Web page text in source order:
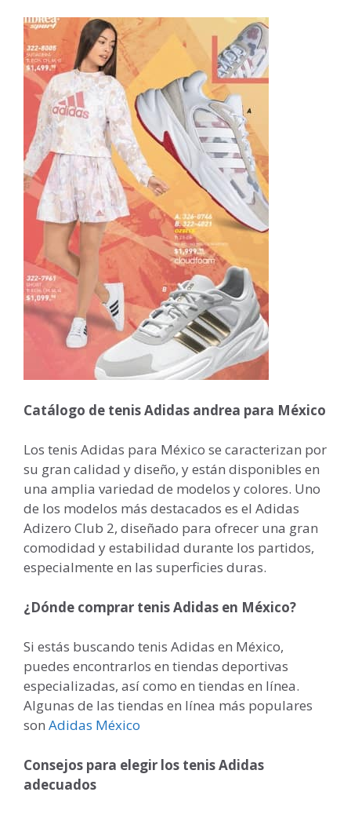
Catálogo de tenis Adidas andrea para México
Los tenis Adidas para México se caracterizan por
su gran calidad y diseño, y están disponibles en
una amplia variedad de modelos y colores. Uno
de los modelos más destacados es el Adidas
Adizero Club 2, diseñado para ofrecer una gran
comodidad y estabilidad durante los partidos,
especialmente en las superficies duras.
¿Dónde comprar tenis Adidas en México?
Si estás buscando tenis Adidas en México,
puedes encontrarlos en tiendas deportivas
especializadas, así como en tiendas en línea.
Algunas de las tiendas en línea más populares
son Adidas México
Consejos para elegir los tenis Adidas
adecuados